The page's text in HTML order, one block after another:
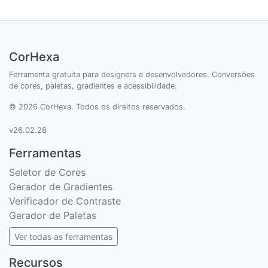
CorHexa
Ferramenta gratuita para designers e desenvolvedores. Conversões
de cores, paletas, gradientes e acessibilidade.
© 2026 CorHexa. Todos os direitos reservados.
v26.02.28
Ferramentas
Seletor de Cores
Gerador de Gradientes
Verificador de Contraste
Gerador de Paletas
Ver todas as ferramentas
Recursos